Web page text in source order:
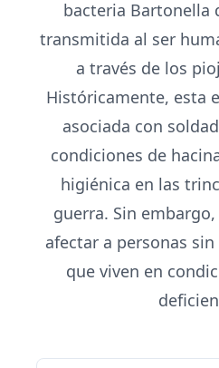
bacteria Bartonella
transmitida al ser
a través de los
Históricamente, esta
asociada con
condiciones de
higiénica en las
guerra. Sin
afectar a personas
que viven en